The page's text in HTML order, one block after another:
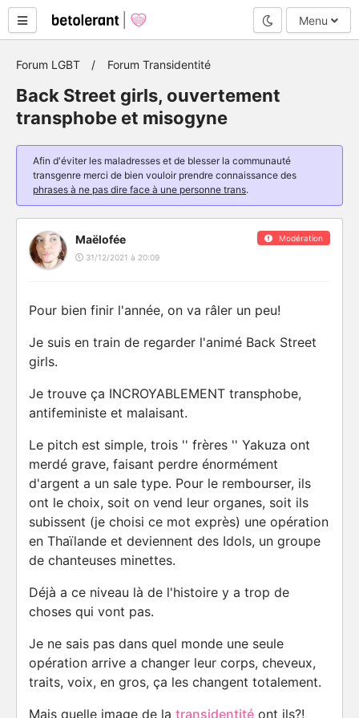
Mode nuit
Menu
Forum LGBT Forum Transidentité
Back Street girls, ouvertement
transphobe et misogyne
Afin d'éviter les maladresses et de blesser la communauté
transgenre merci de bien vouloir prendre connaissance des
phrases à ne pas dire face à une personne trans.
Modération
Maëlofée
31/12/2021 à 20:09
Pour bien finir l'année, on va râler un peu!
Je suis en train de regarder l'animé Back Street
girls.
Je trouve ça INCROYABLEMENT transphobe,
antifeministe et malaisant.
Le pitch est simple, trois '' frères '' Yakuza ont
merdé grave, faisant perdre énormément
d'argent a un sale type. Pour le rembourser, ils
ont le choix, soit on vend leur organes, soit ils
subissent (je choisi ce mot exprès) une opération
en Thaïlande et deviennent des Idols, un groupe
de chanteuses minettes.
Déjà a ce niveau là de l'histoire y a trop de
choses qui vont pas.
Je ne sais pas dans quel monde une seule
opération arrive a changer leur corps, cheveux,
traits, voix, en gros, ça les changent totalement.
Mais quelle image de la transidentité ont ils?!